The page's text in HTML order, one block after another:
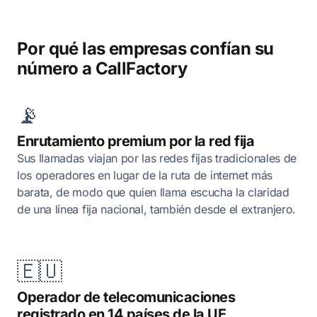
Por qué las empresas confían su
número a CallFactory
📡
Enrutamiento premium por la red fija
Sus llamadas viajan por las redes fijas tradicionales de
los operadores en lugar de la ruta de internet más
barata, de modo que quien llama escucha la claridad
de una línea fija nacional, también desde el extranjero.
🇪🇺
Operador de telecomunicaciones